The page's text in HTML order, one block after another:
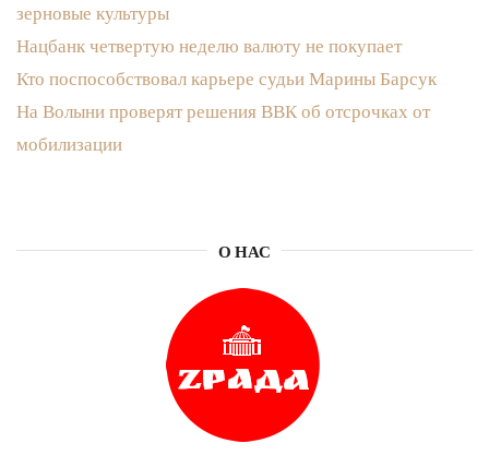
зерновые культуры
Нацбанк четвертую неделю валюту не покупает
Кто поспособствовал карьере судьи Марины Барсук
На Волыни проверят решения ВВК об отсрочках от
мобилизации
О НАС